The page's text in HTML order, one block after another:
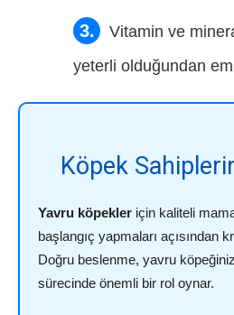
Vitamin ve
yeterli olduğundan
Köpek
Yavru köpekler için kaliteli
başlangıç yapmaları açısından
Doğru beslenme, yavru
sürecinde önemli bir rol oynar.